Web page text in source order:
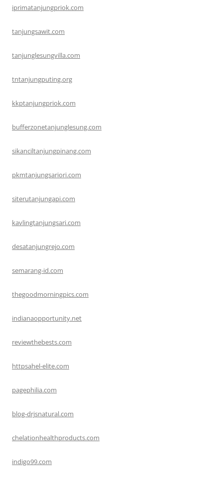
iprimatanjungpriok.com
tanjungsawit.com
tanjunglesungvilla.com
tntanjungputing.org
kkptanjungpriok.com
bufferzonetanjunglesung.com
sikanciltanjungpinang.com
pkmtanjungsariori.com
siterutanjungapi.com
kavlingtanjungsari.com
desatanjungrejo.com
semarang-id.com
thegoodmorningpics.com
indianaopportunity.net
reviewthebests.com
httpsahel-elite.com
pagephilia.com
blog-drjsnatural.com
chelationhealthproducts.com
indigo99.com